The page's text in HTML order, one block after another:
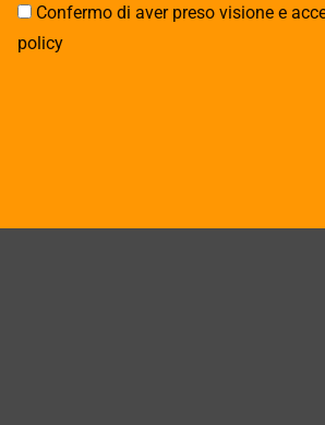
Confermo di aver preso visione e
policy